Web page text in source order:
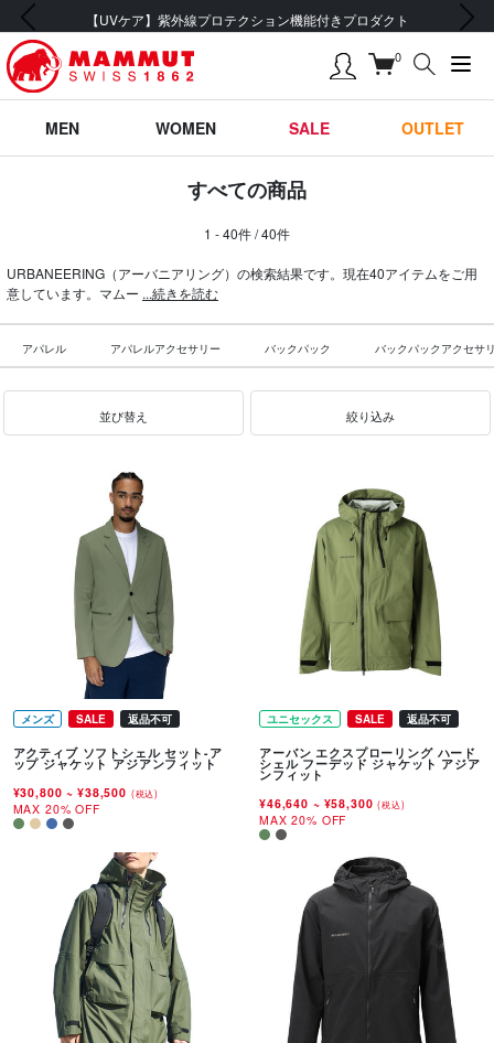
会員登録で【5,500円 (税込) 以上 送料無料】
前の画像 次の画像
0
MEN WOMEN SALE OUTLET
すべての商品
1 - 40件 / 40件
URBANEERING（アーバニアリング）の検索結果です。現在40アイテムをご用
意しています。マムー ...続きを読む
アパレル アパレルアクセサリー バックパック バックパックアクセサ
並び替え 絞り込み
メンズ SALE 返品不可
アクティブ ソフトシェル セット-ア
ップ ジャケット アジアンフィット
¥30,800~ ¥38,500 (税込)
MAX 20% OFF
ユニセックス SALE 返品不可
アーバン エクスプローリング ハード
シェル フーデッド ジャケット アジア
ンフィット
¥46,640 ~ ¥58,300(税込)
MAX 20% OFF